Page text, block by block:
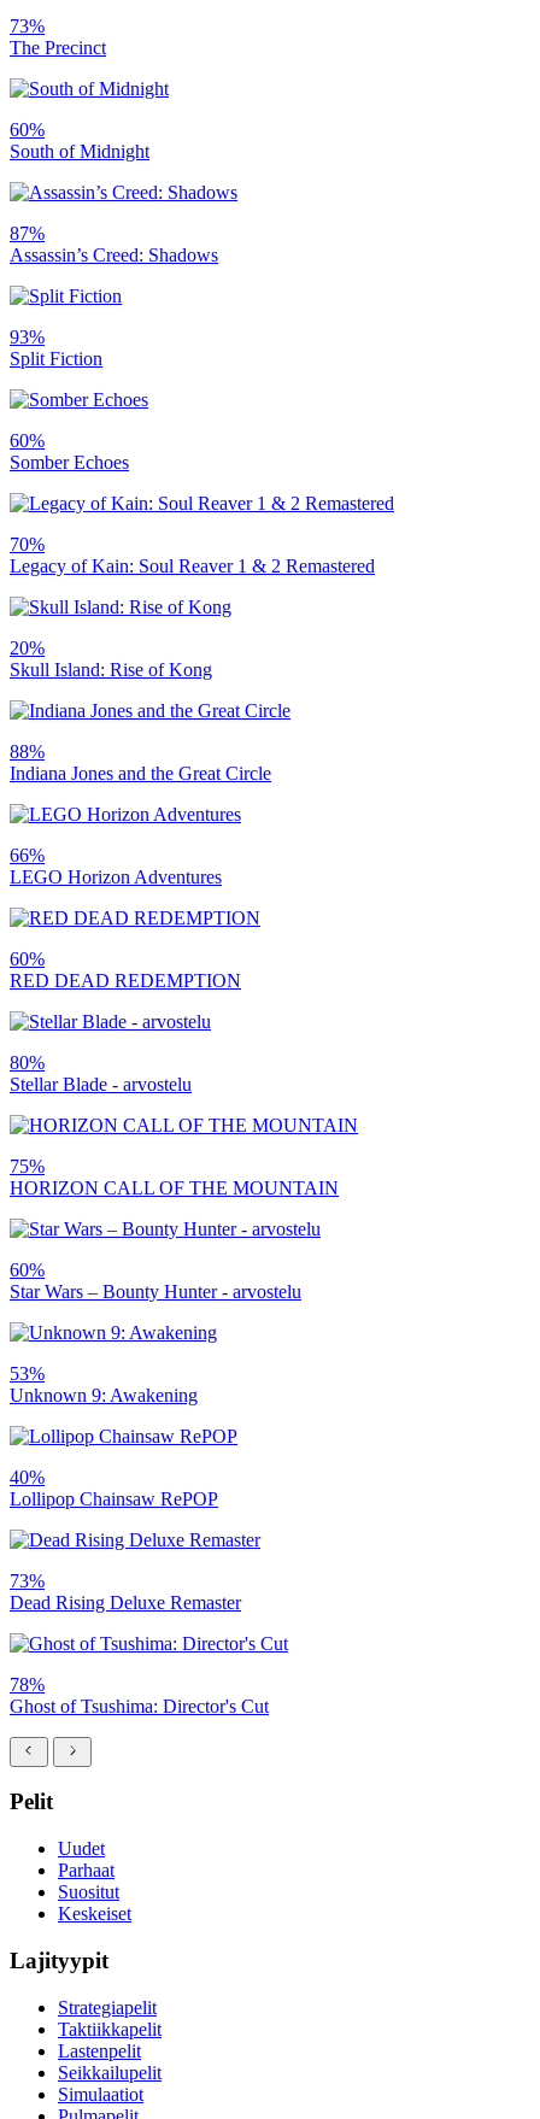
73%
The Precinct
60%
South of Midnight
87%
Assassin’s Creed: Shadows
93%
Split Fiction
60%
Somber Echoes
70%
Legacy of Kain: Soul Reaver 1 & 2 Remastered
20%
Skull Island: Rise of Kong
88%
Indiana Jones and the Great Circle
66%
LEGO Horizon Adventures
60%
RED DEAD REDEMPTION
80%
Stellar Blade - arvostelu
75%
HORIZON CALL OF THE MOUNTAIN
60%
Star Wars – Bounty Hunter - arvostelu
53%
Unknown 9: Awakening
40%
Lollipop Chainsaw RePOP
73%
Dead Rising Deluxe Remaster
78%
Ghost of Tsushima: Director's Cut
Pelit
Uudet
Parhaat
Suositut
Keskeiset
Lajityypit
Strategiapelit
Taktiikkapelit
Lastenpelit
Seikkailupelit
Simulaatiot